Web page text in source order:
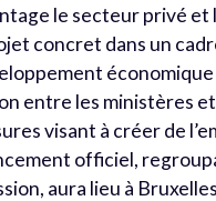
le secteur privé et
concret dans un
économique
entre les ministères
visant à créer de
officiel,
aura lieu à